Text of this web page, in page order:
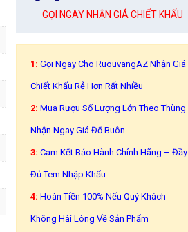
GỌI NGAY NHẬN GIÁ CHIẾT KHẤU
1:Gọi Ngay Cho RuouvangAZ Nhận Giá
Chiết Khấu Rẻ Hơn Rất Nhiều
2:Mua Rượu Số Lượng Lớn Theo Thùng
Nhận Ngay Giá Đổ Buôn
3: Cam Kết Bảo Hành Chính Hãng – Đầy
Đủ Tem Nhập Khẩu
4:Hoàn Tiền 100% Nếu Quý Khách
Không Hài Lòng Về Sản Phẩm